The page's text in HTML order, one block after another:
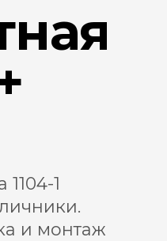
1
и монтаж